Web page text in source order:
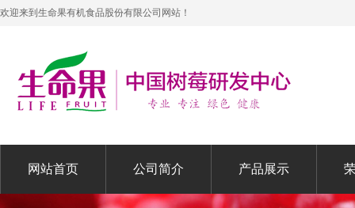
欢迎来到生命果有机食品股份有限公司网站！
网站首页 公司简介 产品展示